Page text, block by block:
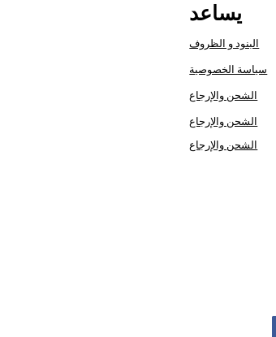
يساعد
البنود و الظروف
سياسة الخصوصية
الشحن والإرجاع
الشحن والإرجاع
الشحن والإرجاع